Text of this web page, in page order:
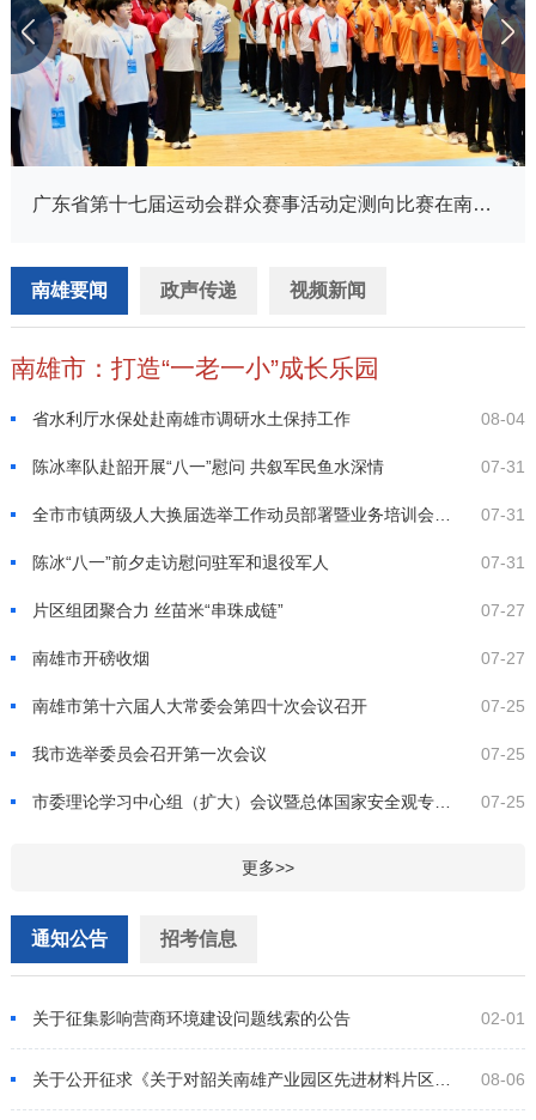
广东省第十七届运动会群众赛事活动定测向比赛在南雄开幕
南雄要闻 政声传递 视频新闻
南雄市：打造“一老一小”成长乐园
省水利厅水保处赴南雄市调研水土保持工作 08-04
陈冰率队赴韶开展“八一”慰问 共叙军民鱼水深情 07-31
07-31
陈冰“八一”前夕走访慰问驻军和退役军人 07-31
片区组团聚合力 丝苗米“串珠成链” 07-27
南雄市开磅收烟 07-27
南雄市第十六届人大常委会第四十次会议召开 07-25
我市选举委员会召开第一次会议 07-25
市委理论学习中心组（扩大）会议暨总体国家安全观专题宣讲报告会召开 07-25
更多>>
通知公告 招考信息
关于征集影响营商环境建设问题线索的公告 02-01
关于公开征求《关于对韶关南雄产业园区先进材料片区实施封闭管理的通告（征求意见稿）》意见的反馈意见 08-06